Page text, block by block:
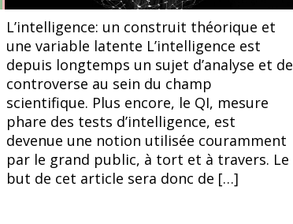
Image libre de droits
L’intelligence: un construit théorique et
une variable latente L’intelligence est
depuis longtemps un sujet d’analyse et de
controverse au sein du champ
scientifique. Plus encore, le QI, mesure
phare des tests d’intelligence, est
devenue une notion utilisée couramment
par le grand public, à tort et à travers. Le
but de cet article sera donc de […]